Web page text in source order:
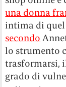
una donna
intima di quel
secondo
lo strumento
trasformarsi,
grado di